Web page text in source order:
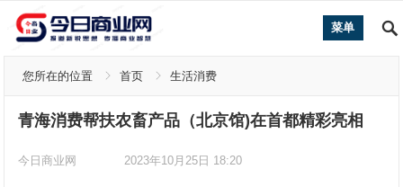
菜单
您所在的位置 首页 生活消费
青海消费帮扶农畜产品（北京馆)在首都精彩亮相
今日商业网 2023年10月25日 18:20